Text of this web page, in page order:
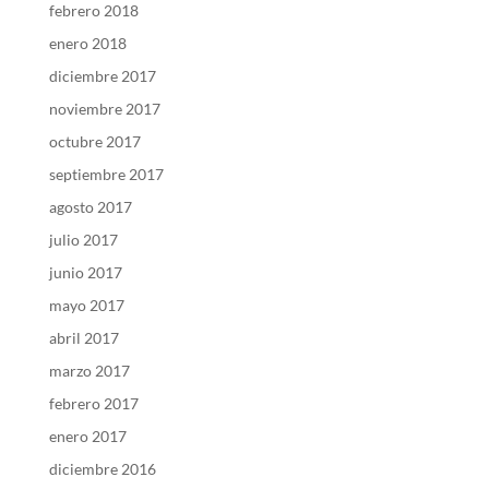
febrero 2018
enero 2018
diciembre 2017
noviembre 2017
octubre 2017
septiembre 2017
agosto 2017
julio 2017
junio 2017
mayo 2017
abril 2017
marzo 2017
febrero 2017
enero 2017
diciembre 2016